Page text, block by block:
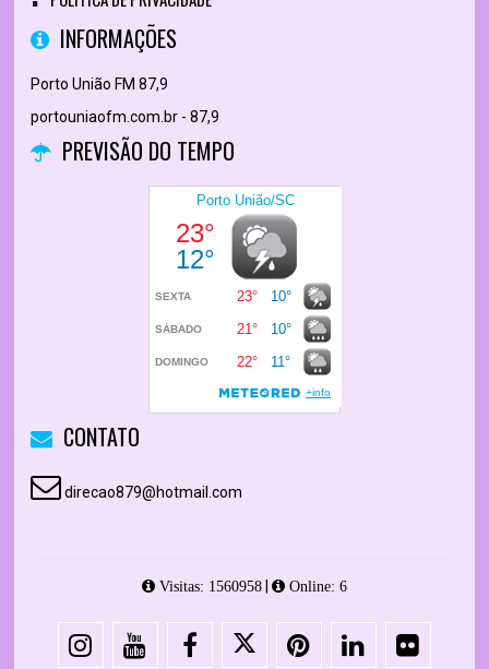
INFORMAÇÕES
Porto União FM 87,9
portouniaofm.com.br - 87,9
PREVISÃO DO TEMPO
CONTATO
direcao879@hotmail.com
Visitas: 1560958| Online: 6